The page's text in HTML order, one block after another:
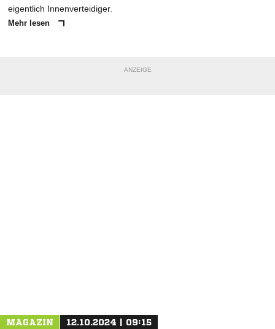
eigentlich Innenverteidiger.
Mehr lesen
ANZEIGE
MAGAZIN 12.10.2024 | 09:15